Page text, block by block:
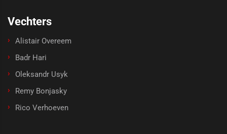
Vechters
Alistair Overeem
Badr Hari
Oleksandr Usyk
Remy Bonjasky
Rico Verhoeven